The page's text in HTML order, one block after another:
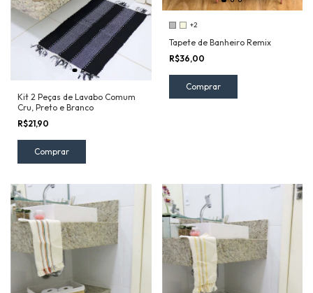
Kit 2 Peças de Lavabo Comum
Cru, Preto e Branco
R$21,90
+2
Tapete de Banheiro Remix
R$36,00
Comprar